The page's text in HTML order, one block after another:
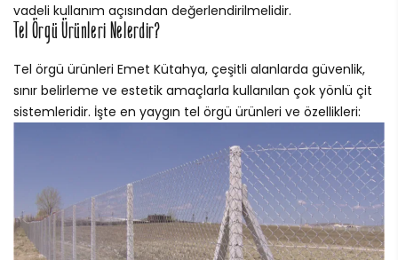
vadeli kullanım açısından değerlendirilmelidir.
Tel Örgü Ürünleri Nelerdir?
Tel örgü ürünleri Emet Kütahya, çeşitli alanlarda güvenlik,
sınır belirleme ve estetik amaçlarla kullanılan çok yönlü çit
sistemleridir. İşte en yaygın tel örgü ürünleri ve özellikleri: